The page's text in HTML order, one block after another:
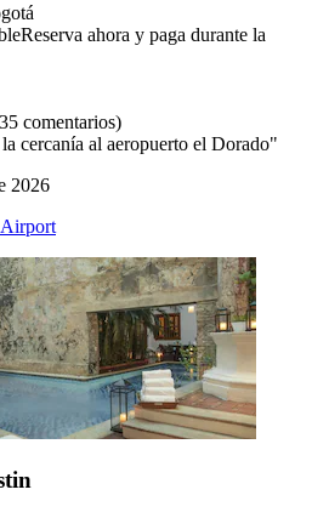
Reserva ahora y paga durante la
comentarios)
cercanía al aeropuerto el Dorado"
2026